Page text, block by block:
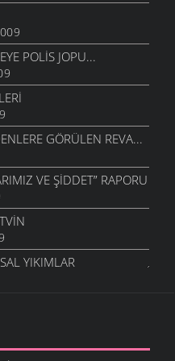
PLATFORMU
BILDIRISI
SANTRAL
2008
2008
POLIS JOPU...
GÖRÜLEN REVA...
VE ŞIDDET” RAPORU
YIKIMLAR
HAYIRLI OLSUN